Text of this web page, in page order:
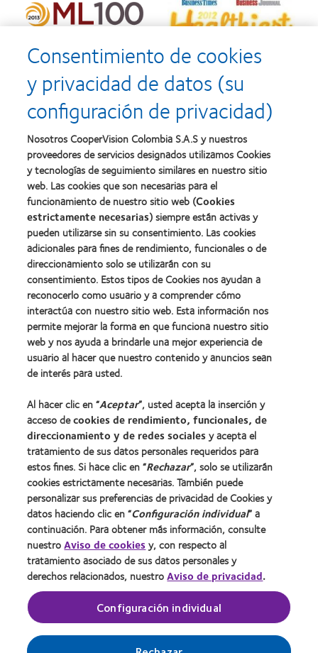
Nuestros productos
Encuentra tu lente
Tecnología de lentes de contacto
Lentes de contacto y visión
Usuario con experiencia
Acerca de CooperVision
Carreras
Noticias
Contacto
Legal
Política de privacidad
Condiciones del servicio
Gestionar preferencias de cookies
Consentimiento de cookies
y privacidad de datos (su
configuración de privacidad)
Nosotros CooperVision Colombia S.A.S y nuestros
proveedores de servicios designados utilizamos Cookies
y tecnologías de seguimiento similares en nuestro sitio
web. Las cookies que son necesarias para el
funcionamiento de nuestro sitio web (Cookies
estrictamente necesarias) siempre están activas y
pueden utilizarse sin su consentimiento. Las cookies
adicionales para fines de rendimiento, funcionales o de
direccionamiento solo se utilizarán con su
consentimiento. Estos tipos de Cookies nos ayudan a
reconocerlo como usuario y a comprender cómo
interactúa con nuestro sitio web. Esta información nos
permite mejorar la forma en que funciona nuestro sitio
web y nos ayuda a brindarle una mejor experiencia de
usuario al hacer que nuestro contenido y anuncios sean
de interés para usted.
Al hacer clic en “Aceptar”, usted acepta la inserción y
acceso decookies de rendimiento, funcionales, de
direccionamiento y de redes socialesy acepta el
tratamiento de sus datos personales requeridos para
estos fines. Si hace clic en “Rechazar”, solo se utilizarán
cookies estrictamente necesarias. También puede
personalizar sus preferencias de privacidad de Cookies y
datos haciendo clic en “Configuración individual” a
continuación. Para obtener más información, consulte
nuestroAviso de cookiesy, con respecto al
tratamiento asociado de sus datos personales y
derechos relacionados, nuestroAviso de privacidad.
Configuración individual